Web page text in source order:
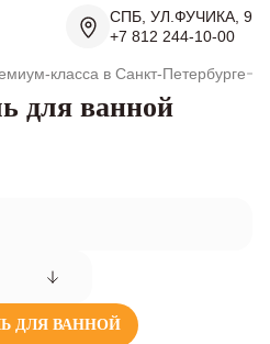
СПБ, УЛ.ФУЧИКА, 9
+7 812 244-10-00
класса в Санкт-Петербурге
для ванной
ДЛЯ ВАННОЙ